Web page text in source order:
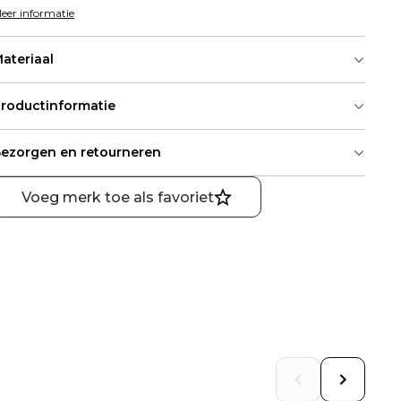
informatie
en retourneren
Voeg merk toe als favoriet